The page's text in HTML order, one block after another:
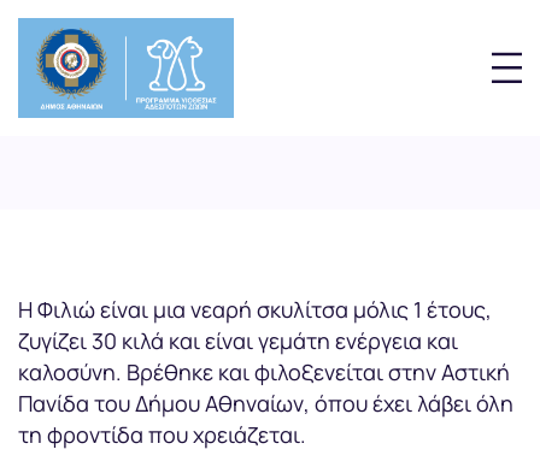
Η Φιλιώ είναι μια νεαρή σκυλίτσα μόλις 1 έτους,
ζυγίζει 30 κιλά και είναι γεμάτη ενέργεια και
καλοσύνη. Βρέθηκε και φιλοξενείται στην Αστική
Πανίδα του Δήμου Αθηναίων, όπου έχει λάβει όλη
τη φροντίδα που χρειάζεται.